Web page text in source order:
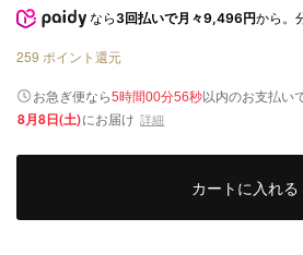
なら 3回払いで月々9,496円から。
259 ポイント還元
お急ぎ便なら5時間00分56秒以内のお支払い
8月8日(土)にお届け 詳細
カートに入れる